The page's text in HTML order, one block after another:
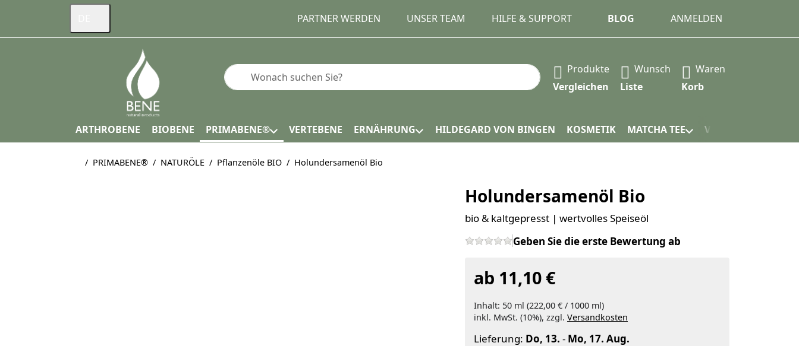
PARTNER WERDEN UNSER TEAM HILFE & SUPPORT BLOG ANMELDEN
Geben Sie einen Suchbegriff ein. Während Sie tippen, erscheinen automatisch erste Ergebnisse. Drücken Sie die
Produkte
Vergleichen
Wunsch
Liste
Waren
Korb
ARTHROBENE BIOBENE PRIMABENE® VERTEBENE ERNÄHRUNG HILDEGARD VON BINGEN KOSMETIK MATCHA TEE VERPACKUNG
Startseite
PRIMABENE® NATURÖLE Pflanzenöle BIO Holundersamenöl Bio
Holundersamenöl Bio
bio & kaltgepresst | wertvolles Speiseöl
Geben Sie die erste Bewertung ab
ab 11,10 €
Inhalt: 50 ml (222,00 € / 1000 ml)
inkl. MwSt. (10%), zzgl. Versandkosten
Lieferung: Do, 13. - Mo, 17. Aug.